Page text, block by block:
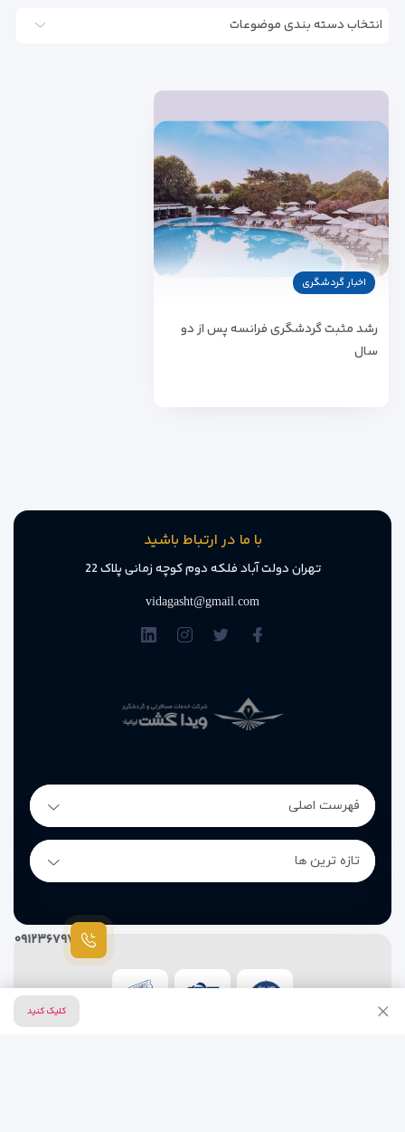
انتخاب دسته بندی موضوعات
اخبار گردشگری
رشد مثبت گردشگری فرانسه پس از دو
سال
کلیک کنید
با ما در ارتباط باشید
تهران دولت آباد فلکه دوم کوچه زمانی پلاک 22
vidagasht@gmail.com
فهرست اصلی
تازه ترین ها
۰۹۱۲۳۶۷۹۷۸۷